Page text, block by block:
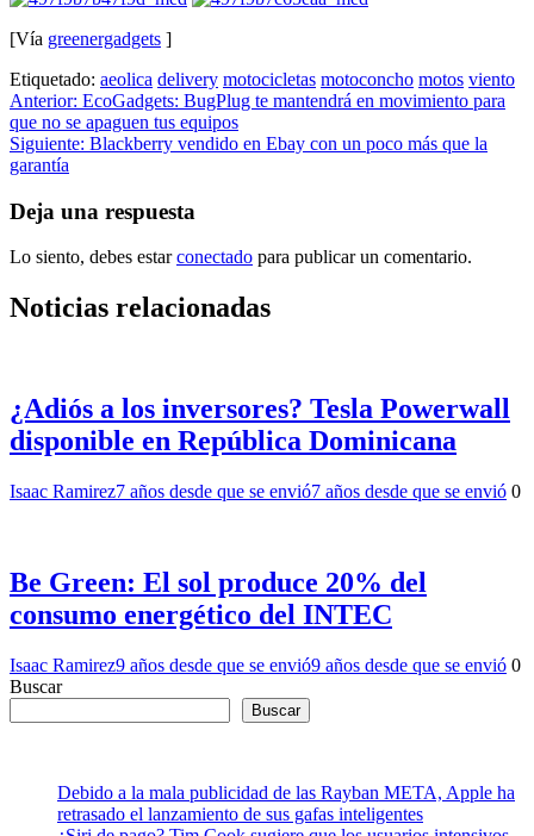
[Vía greenergadgets ]
Etiquetado: aeolica delivery motocicletas motoconcho motos viento
Navegación
de
entradas
Anterior: EcoGadgets: BugPlug te mantendrá en movimiento para
que no se apaguen tus equipos
Siguiente: Blackberry vendido en Ebay con un poco más que la
garantía
Deja una respuesta
Lo siento, debes estarconectado para publicar un comentario.
Noticias relacionadas
¿Adiós a los inversores? Tesla Powerwall
disponible en República Dominicana
Isaac Ramirez7 años desde que se envió7 años desde que se envió 0
Be Green: El sol produce 20% del
consumo energético del INTEC
Isaac Ramirez9 años desde que se envió9 años desde que se envió 0
Buscar
Buscar
Debido a la mala publicidad de las Rayban META, Apple ha
retrasado el lanzamiento de sus gafas inteligentes